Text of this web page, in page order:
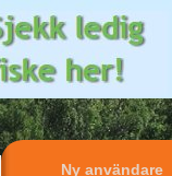
Ny användare